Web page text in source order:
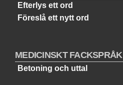
Efterlys ett ord
Föreslå ett nytt ord
MEDICINSKT FACKSPRÅK
Betoning och uttal